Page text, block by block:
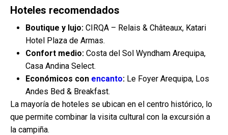
Hoteles recomendados
Boutique y lujo: CIRQA – Relais & Châteaux, Katari
Hotel Plaza de Armas.
Confort medio: Costa del Sol Wyndham Arequipa,
Casa Andina Select.
Económicos con encanto: Le Foyer Arequipa, Los
Andes Bed & Breakfast.
La mayoría de hoteles se ubican en el centro histórico, lo
que permite combinar la visita cultural con la excursión a
la campiña.